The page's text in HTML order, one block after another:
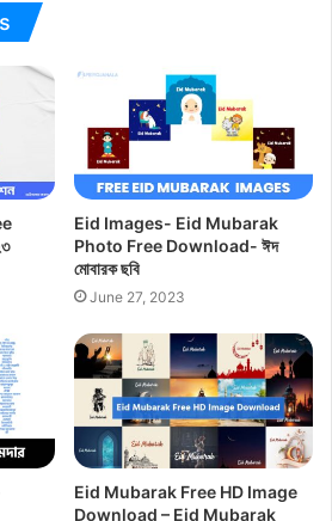
Eid Images- Eid Mubarak
Photo Free Download- ঈদ
মোবারক ছবি
June 27, 2023
Eid Mubarak Free HD Image
Download – Eid Mubarak